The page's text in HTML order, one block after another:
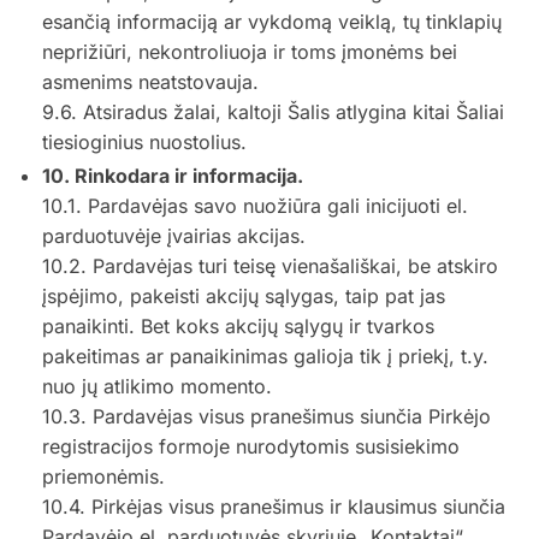
esančią informaciją ar vykdomą veiklą, tų tinklapių
neprižiūri, nekontroliuoja ir toms įmonėms bei
asmenims neatstovauja.
9.6. Atsiradus žalai, kaltoji Šalis atlygina kitai Šaliai
tiesioginius nuostolius.
10. Rinkodara ir informacija.
10.1. Pardavėjas savo nuožiūra gali inicijuoti el.
parduotuvėje įvairias akcijas.
10.2. Pardavėjas turi teisę vienašališkai, be atskiro
įspėjimo, pakeisti akcijų sąlygas, taip pat jas
panaikinti. Bet koks akcijų sąlygų ir tvarkos
pakeitimas ar panaikinimas galioja tik į priekį, t.y.
nuo jų atlikimo momento.
10.3. Pardavėjas visus pranešimus siunčia Pirkėjo
registracijos formoje nurodytomis susisiekimo
priemonėmis.
10.4. Pirkėjas visus pranešimus ir klausimus siunčia